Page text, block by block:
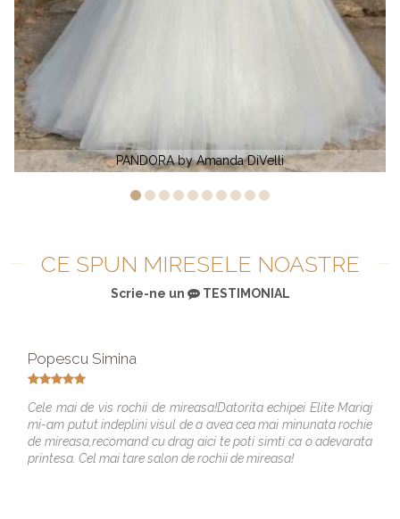
LADY by Amanda Di Velli L8116
CE SPUN MIRESELE NOASTRE
Scrie-ne un TESTIMONIAL
Popescu Simina
Cele mai de vis rochii de mireasa!Datorita echipei Elite Mariaj
mi-am putut indeplini visul de a avea cea mai minunata rochie
de mireasa,recomand cu drag aici te poti simti ca o adevarata
printesa. Cel mai tare salon de rochii de mireasa!